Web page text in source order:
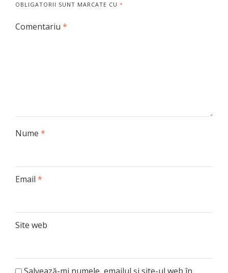
OBLIGATORII SUNT MARCATE CU *
Comentariu *
Nume *
Email *
Site web